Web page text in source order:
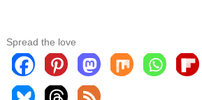
Spread the love